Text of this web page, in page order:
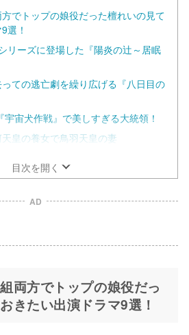
でトップの娘役だった檀れいの見て
選！
リーズに登場した『陽炎の辻～居眠
ての逃亡劇を繰り広げる『八日目の
宙犬作戦』で美しすぎる大統領！
天皇の養女で鳥羽天皇の妻
目次を開く
AD
両方でトップの娘役だっ
きたい出演ドラマ9選！